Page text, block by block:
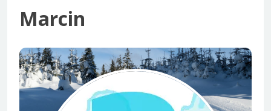
Marcin